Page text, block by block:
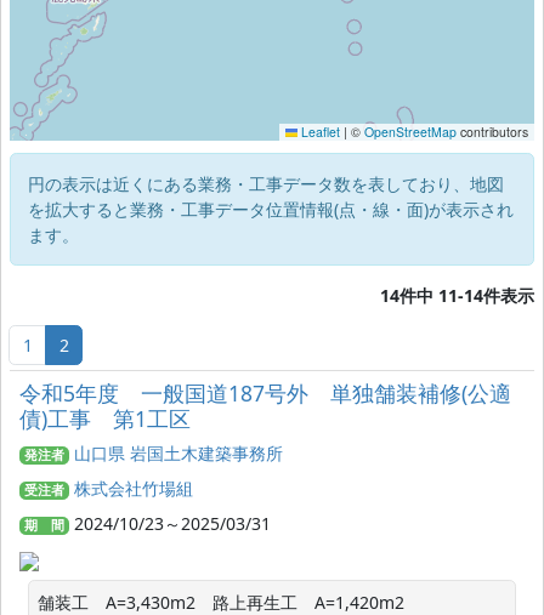
Leaflet | © OpenStreetMap contributors
円の表示は近くにある業務・工事データ数を表しており、地図
を拡大すると業務・工事データ位置情報(点・線・面)が表示され
ます。
14件中 11-14件表示
1 2
令和5年度 一般国道187号外 単独舗装補修(公適
債)工事 第1工区
発注者 山口県 岩国土木建築事務所
受注者 株式会社竹場組
期 間 2024/10/23～2025/03/31
舗装工　A=3,430m2　路上再生工　A=1,420m2